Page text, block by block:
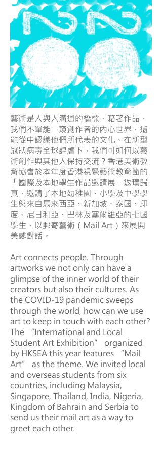
藝術是人與人溝通的橋樑，藉著作品，
我們不單能一窺創作者的內心世界，還
能從中認識他們所代表的文化。在新型
冠狀病毒全球肆虐下，我們可如何以藝
術創作與其他人保持交流？香港美術教
育協會於本年度香港視覺藝術教育節的
「國際及本地學生作品邀請展」返璞歸
真，邀請了本地幼稚園、小學及中學學
生與來自馬來西亞、新加坡、泰國、印
度、尼日利亞、巴林及塞爾維亞的七國
學生，以郵寄藝術（Mail Art）來展開
美感對話。
Art connects people. Through
artworks we not only can have a
glimpse of the inner world of their
creators but also their cultures. As
the COVID-19 pandemic sweeps
through the world, how can we use
art to keep in touch with each other?
The “International and Local
Student Art Exhibition” organized
by HKSEA this year features “Mail
Art” as the theme. We invited local
and overseas students from six
countries, including Malaysia,
Singapore, Thailand, India, Nigeria,
Kingdom of Bahrain and Serbia to
send us their mail art as a way to
greet each other.